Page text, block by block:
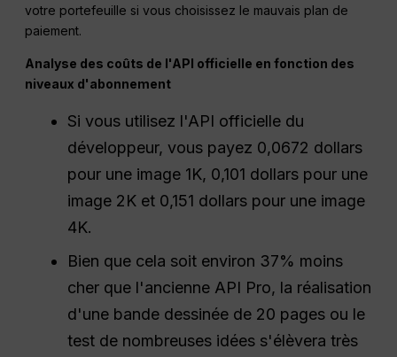
votre portefeuille si vous choisissez le mauvais plan de
paiement.
Analyse des coûts de l'API officielle en fonction des
niveaux d'abonnement
Si vous utilisez l'API officielle du
développeur, vous payez 0,0672 dollars
pour une image 1K, 0,101 dollars pour une
image 2K et 0,151 dollars pour une image
4K.
Bien que cela soit environ 37% moins
cher que l'ancienne API Pro, la réalisation
d'une bande dessinée de 20 pages ou le
test de nombreuses idées s'élèvera très